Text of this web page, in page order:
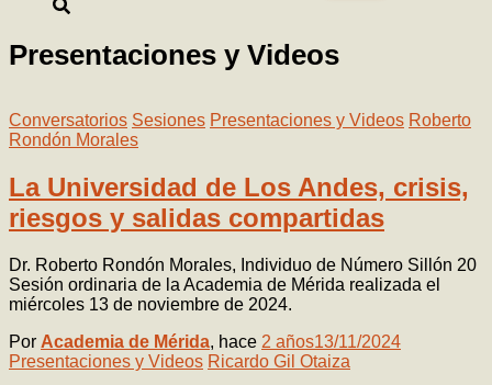
Presentaciones y Videos
Conversatorios Sesiones Presentaciones y Videos Roberto
Rondón Morales
La Universidad de Los Andes, crisis,
riesgos y salidas compartidas
Dr. Roberto Rondón Morales, Individuo de Número Sillón 20
Sesión ordinaria de la Academia de Mérida realizada el
miércoles 13 de noviembre de 2024.
Por Academia de Mérida, hace 2 años13/11/2024
Presentaciones y Videos Ricardo Gil Otaiza